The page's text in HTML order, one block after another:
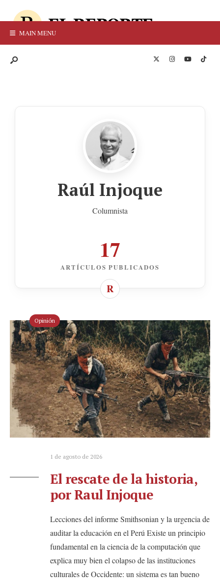
MAIN MENU
Raúl Injoque
Columnista
17
ARTÍCULOS PUBLICADOS
Opinión
1 de agosto de 2026
El rescate de la historia,
por Raul Injoque
Lecciones del informe Smithsonian y la urgencia de
auditar la educación en el Perú Existe un principio
fundamental en la ciencia de la computación que
explica muy bien el colapso de las instituciones
culturales de Occidente: un sistema es tan bueno